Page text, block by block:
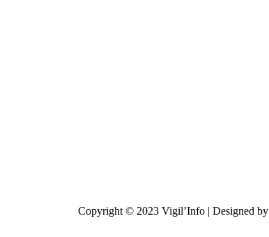
Copyright © 2023 Vigil’Info | Designed by